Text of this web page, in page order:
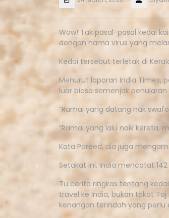
Wow! Tak pasal-pasal kedai
dengan nama virus yang
Kedai tersebut terletak di
Menurut laporan India Times,
luar biasa semenjak
“Ramai yang datang nak
“Ramai yang lalu naik kereta,
Kata Pareed, dia juga
Setakat ini, India mencatat
Tu cerita ringkas tentang
travel ke India, bukan takat
kenangan terindah yang